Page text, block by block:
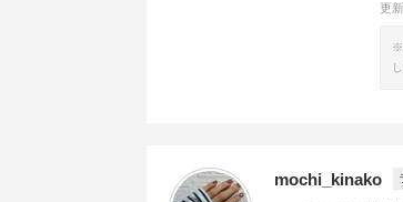
更
※
mochi_kinako